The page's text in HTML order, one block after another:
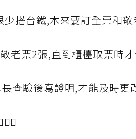
搭台鐵,本來要訂全票和
老票2張,直到櫃檯取票時
查驗後寫證明,才能及時更